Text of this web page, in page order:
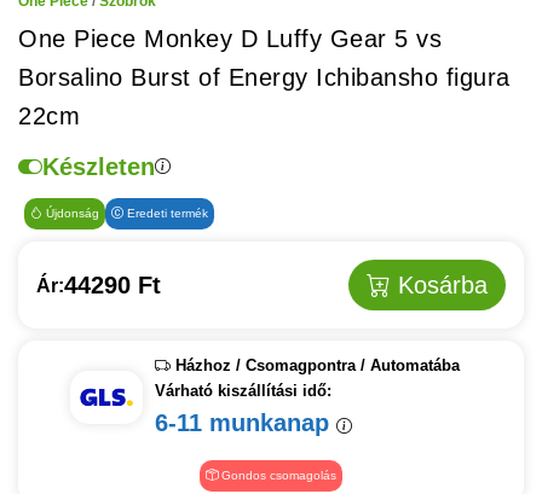
One Piece Monkey D Luffy Gear 5 vs
Borsalino Burst of Energy Ichibansho figura
22cm
Készleten
Újdonság Eredeti termék
Ár:44290 Ft Kosárba
Házhoz / Csomagpontra / Automatába
Várható kiszállítási idő:
6-11 munkanap
Gondos csomagolás